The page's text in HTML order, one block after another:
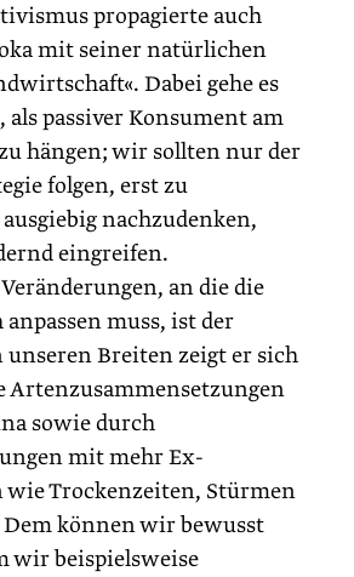
propagierte auch
mit seiner natürlichen
Dabei gehe es
passiver Konsument am
hängen; wir sollten nur der
folgen, erst zu
nachzudenken,
eingreifen.
an die die
muss, ist der
Breiten zeigt er sich
Artenzusammensetzungen
sowie durch
mit mehr ­Ex­
Trockenzeiten, ­Stürmen
können wir bewusst
wir beispielsweise